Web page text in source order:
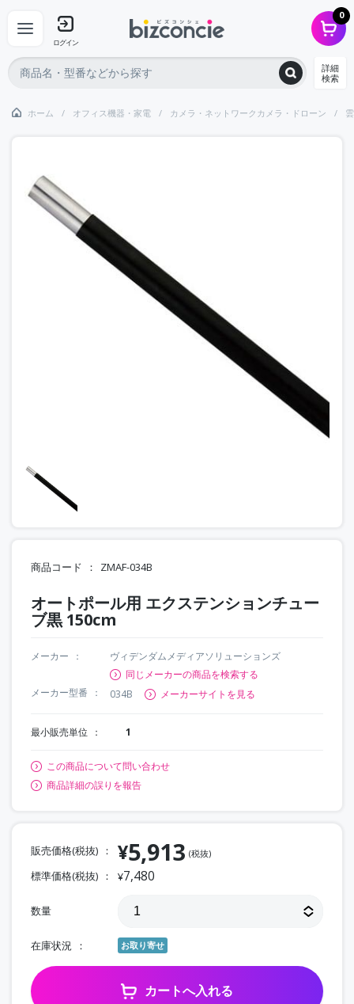
ログイン
0
詳細
検索
ホーム オフィス機器・家電 カメラ・ネットワークカメラ・ドローン
商品コード ZMAF-034B
オートポール用 エクステンションチュー
ブ黒 150cm
メーカー
ヴィデンダムメディアソリューションズ
同じメーカーの商品を検索する
メーカー型番
034B メーカーサイトを見る
最小販売単位 1
この商品について問い合わせ
商品詳細の誤りを報告
販売価格(税抜) ¥5,913 (税抜)
標準価格(税抜) ¥7,480
数量
在庫状況 お取り寄せ
カートへ入れる